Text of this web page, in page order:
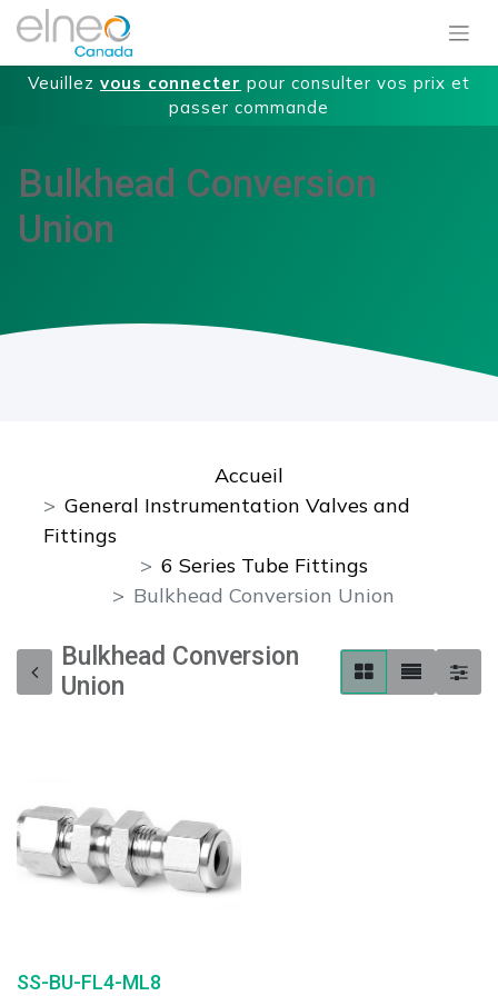
Veuillez vous connecter pour consulter vos prix et
passer commande
Bulkhead Conversion
Union
Accueil
General Instrumentation Valves and
Fittings
6 Series Tube Fittings
Bulkhead Conversion Union
Bulkhead Conversion
Union
SS-BU-FL4-ML8